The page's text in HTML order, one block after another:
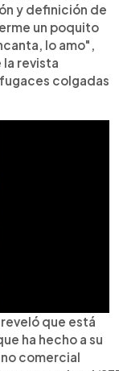
y definición de
un poquito
lo amo",
revista
colgadas
que está
ha hecho a su
comercial